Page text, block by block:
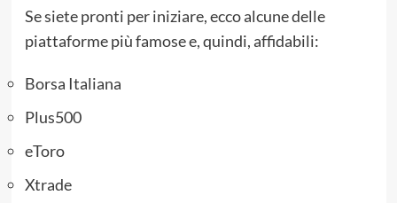
Se siete pronti per iniziare, ecco alcune delle
piattaforme più famose e, quindi, affidabili:
Borsa Italiana
Plus500
eToro
Xtrade